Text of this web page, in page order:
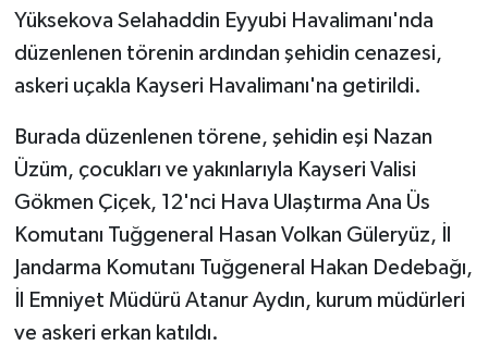
Yüksekova Selahaddin Eyyubi Havalimanı'nda
düzenlenen törenin ardından şehidin cenazesi,
askeri uçakla Kayseri Havalimanı'na getirildi.
Burada düzenlenen törene, şehidin eşi Nazan
Üzüm, çocukları ve yakınlarıyla Kayseri Valisi
Gökmen Çiçek, 12'nci Hava Ulaştırma Ana Üs
Komutanı Tuğgeneral Hasan Volkan Güleryüz, İl
Jandarma Komutanı Tuğgeneral Hakan Dedebağı,
İl Emniyet Müdürü Atanur Aydın, kurum müdürleri
ve askeri erkan katıldı.